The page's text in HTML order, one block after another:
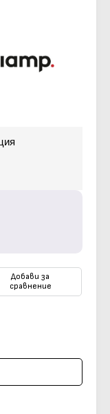
Добави за
сравнение